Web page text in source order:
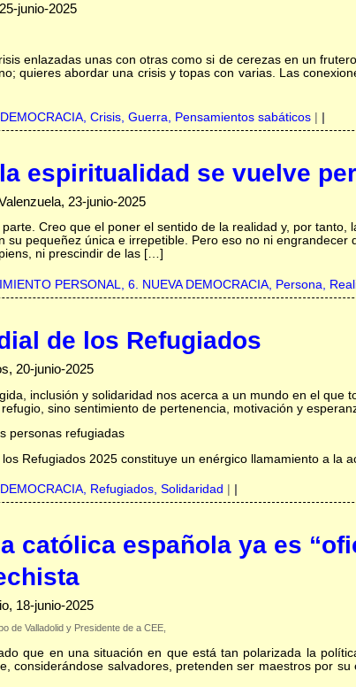
junio-2025
enlazadas unas con otras como si de cerezas en un
quieres abordar una crisis y topas con varias. Las
Crisis, Guerra, Pensamientos sabáticos|
espiritualidad se vuelve
23-junio-2025
Creo que el poner el sentido de la realidad y, por
su pequeñez única e irrepetible. Pero eso no ni
ni prescindir de las […]
PERSONAL, 6. NUEVA DEMOCRACIA, Persona,
de los Refugiados
20-junio-2025
inclusión y solidaridad nos acerca a un mundo en el que
sino sentimiento de pertenencia, motivación y
personas refugiadas
los Refugiados 2025 constituye un enérgico llamamiento a la
Refugiados, Solidaridad
católica española ya es
18-junio-2025
de Valladolid y Presidente de a CEE,
que en una situación en que está tan polarizada la
considerándose salvadores, pretenden ser maestros por